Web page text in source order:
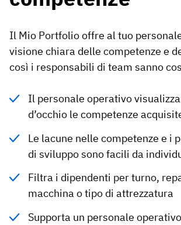
Il Mio Portfolio offre al tuo
visione chiara delle competenze e
così i responsabili di team sanno
Il personale operativo
d’occhio le competenze
Le lacune nelle competenze e i
di sviluppo sono facili da
Filtra i dipendenti per turno,
macchina o tipo di attrezzatura
Supporta un personale